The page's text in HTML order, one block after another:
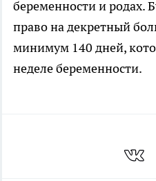
беременности и
право на декретный
минимум 140 дней,
неделе беременности.